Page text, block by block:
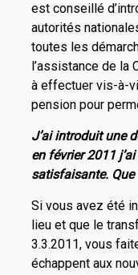
est conseillé
autorités
toutes les
l’assistance de la
à effectuer vis-à-
pension pour
J’ai introduit une
en février 2011
satisfaisante. Que
Si vous avez été
lieu et que le
3.3.2011, vous
échappent aux